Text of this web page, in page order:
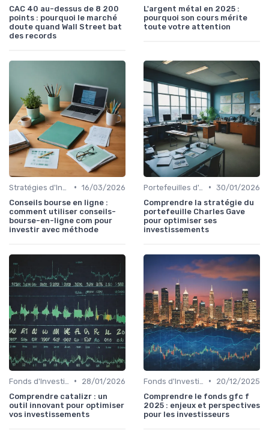
CAC 40 au-dessus de 8 200
points : pourquoi le marché
doute quand Wall Street bat
des records
L'argent métal en 2025 :
pourquoi son cours mérite
toute votre attention
• 16/03/2026
Conseils bourse en ligne :
comment utiliser conseils-
bourse-en-ligne com pour
investir avec méthode
• 30/01/2026
Comprendre la stratégie du
portefeuille Charles Gave
pour optimiser ses
investissements
•
28/01/2026
Comprendre catalizr : un
outil innovant pour optimiser
vos investissements
•
20/12/2025
Comprendre le fonds gfc f
2025 : enjeux et perspectives
pour les investisseurs